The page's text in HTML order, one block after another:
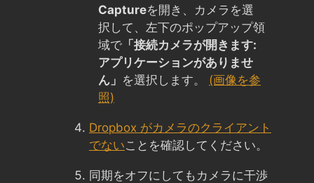
Captureを開き、カメラを選
択して、左下のポップアップ領
域で 「接続カメラが開きます:
アプリケーションがありませ
ん」 を選択します。 (画像を参
照)
Dropbox がカメラのクライアント
でないことを確認してください。
同期をオフにしてもカメラに干渉